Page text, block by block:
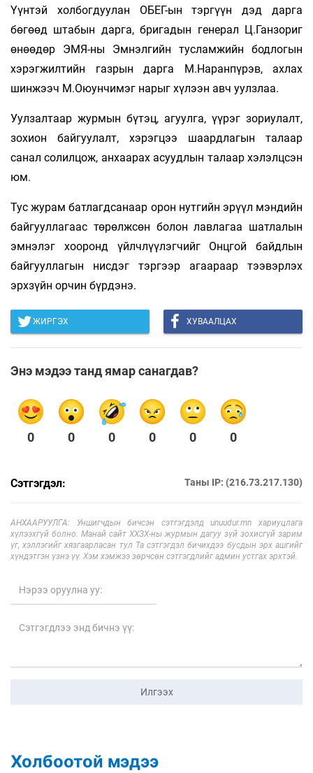
Үүнтэй холбогдуулан ОБЕГ-ын тэргүүн дэд дарга
бөгөөд штабын дарга, бригадын генерал Ц.Ганзориг
өнөөдөр ЭМЯ-ны Эмнэлгийн тусламжийн бодлогын
хэрэгжилтийн газрын дарга М.Наранпүрэв, ахлах
шинжээч М.Оюунчимэг нарыг хүлээн авч уулзлаа.
Уулзалтаар журмын бүтэц, агуулга, үүрэг зориулалт,
зохион байгуулалт, хэрэгцээ шаардлагын талаар
санал солилцож, анхаарах асуудлын талаар хэлэлцсэн
юм.
Тус журам батлагдсанаар орон нутгийн эрүүл мэндийн
байгууллагаас төрөлжсөн болон лавлагаа шатлалын
эмнэлэг хооронд үйлчлүүлэгчийг Онцгой байдлын
байгууллагын нисдэг тэргээр агаараар тээвэрлэх
эрхзүйн орчин бүрдэнэ.
ЖИРГЭХ ХУВААЛЦАХ
Энэ мэдээ танд ямар санагдав?
0 0 0 0 0 0
Сэтгэгдэл: Таны IP: (216.73.217.130)
АНХААРУУЛГА: Уншигчдын бичсэн сэтгэгдэлд unuudur.mn хариуцлага
хүлээхгүй болно. Манай сайт ХХЗХ-ны журмын дагуу зүй зохисгүй зарим
үг, хэллэгийг хязгаарласан тул Та сэтгэгдэл бичихдээ бусдын эрх ашгийг
хүндэтгэн үзнэ үү. Хэм хэмжээ зөрчсөн сэтгэгдлийг админ устгах эрхтэй.
Илгээх
Холбоотой мэдээ